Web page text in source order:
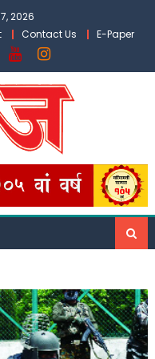
2026
Contact Us E-Paper